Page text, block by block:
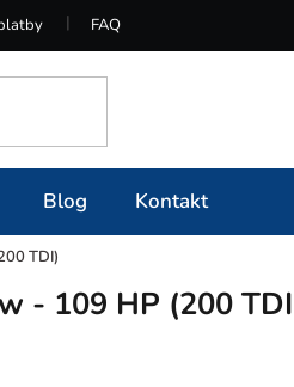
FAQ
Blog Kontakt
TDI)
- 109 HP (200